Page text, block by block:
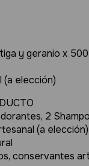
y geranio x 500
(a elección)
2
(a elección)
conservantes